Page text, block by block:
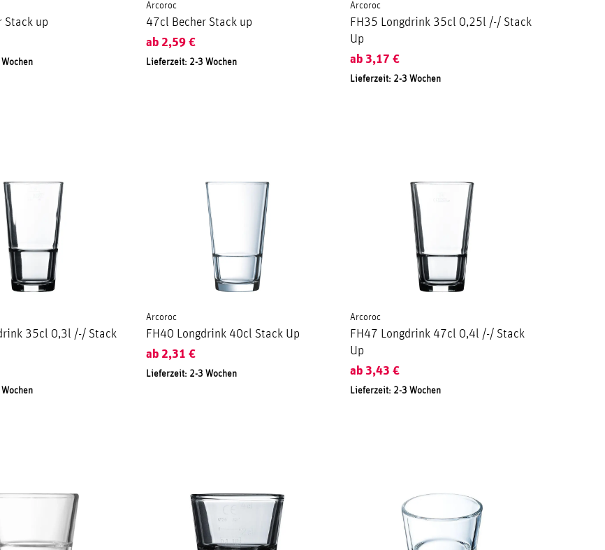
Stack up
Arcoroc
47cl Becher Stack up
ab 2,59 €
Lieferzeit: 2-3 Wochen
Arcoroc
FH35 Longdrink 35cl 0,25l /-/ Stack
Up
ab 3,17 €
Lieferzeit: 2-3 Wochen
35cl 0,3l /-/ Stack
Arcoroc
FH40 Longdrink 40cl Stack Up
ab 2,31 €
Lieferzeit: 2-3 Wochen
Arcoroc
FH47 Longdrink 47cl 0,4l /-/ Stack
Up
ab 3,43 €
Lieferzeit: 2-3 Wochen